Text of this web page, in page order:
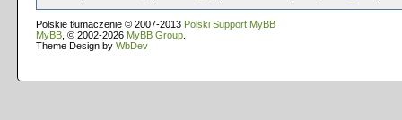
Polskie tłumaczenie © 2007-2013 Polski Support MyBB
MyBB , © 2002-2026 MyBB Group
Theme Design by WbDev